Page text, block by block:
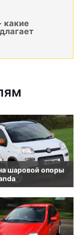
какие
шаровой опоры